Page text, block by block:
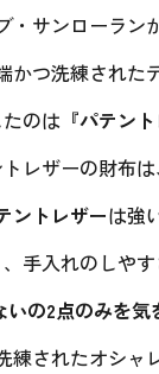
・サンローラ
かつ洗練され
のは 『パテン
レザーの財布は
ントレザーは強
手入れのしや
の2点のみを気
練されたオシャ